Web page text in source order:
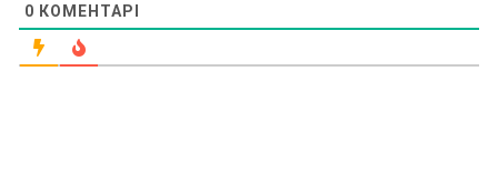
0 КОМЕНТАРІ